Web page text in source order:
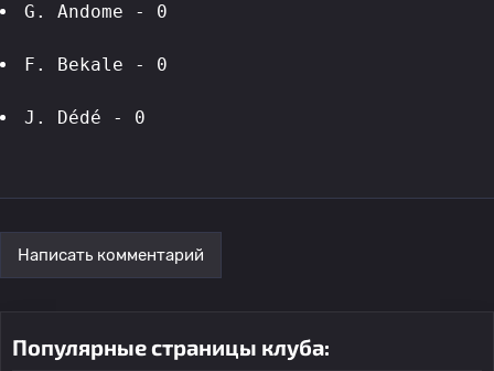
G. Andome - 0
F. Bekale - 0
J. Dédé - 0
Написать комментарий
Популярные страницы клуба: